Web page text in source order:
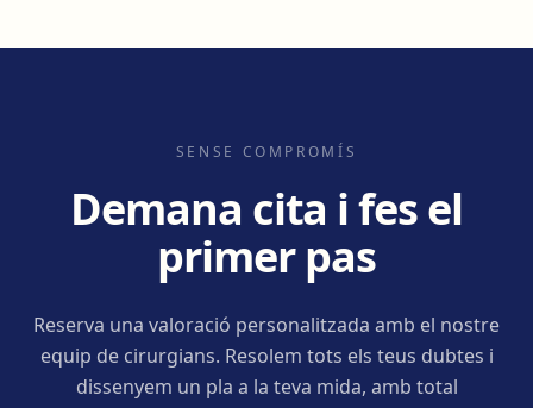
SENSE COMPROMÍS
Demana cita i fes el
primer pas
Reserva una valoració personalitzada amb el nostre
equip de cirurgians. Resolem tots els teus dubtes i
dissenyem un pla a la teva mida, amb total